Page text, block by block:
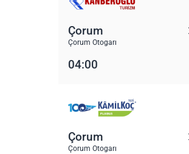
Çorum
Çorum Otogarı
04:00
Çorum
Çorum Otogarı